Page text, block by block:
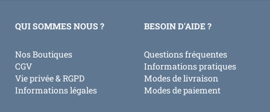
QUI SOMMES NOUS ?
Nos Boutiques
CGV
Vie privée & RGPD
Informations légales
BESOIN D'AIDE ?
Questions fréquentes
Informations pratiques
Modes de livraison
Modes de paiement